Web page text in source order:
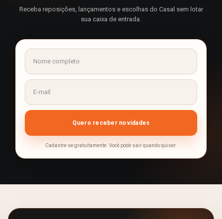
Receba reposições, lançamentos e escolhas do Casal sem lotar
sua caixa de entrada.
Cadastre-se gratuitamente. Você pode sair quando quiser.